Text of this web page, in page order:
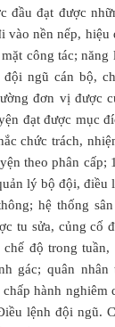
đầu đạt được
vào nền nếp, hiệu
công tác;
ngũ cán bộ,
đơn vị được
đạt được mục
chức trách,
theo phân cấp;
lý bộ đội, điều
hệ thống
tu sửa, củng cố
độ trong
gác; quân
hành
lệnh đội ngũ.